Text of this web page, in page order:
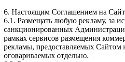
6. Настоящим Соглашением на
6.1. Размещать любую рекламу, за
санкционированных
рамках сервисов размещения
рекламы, предоставляемых Сайтом
оговариваемых отдельно.